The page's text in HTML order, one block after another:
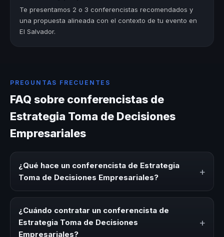
Te presentamos 2 o 3 conferencistas recomendados y
una propuesta alineada con el contexto de tu evento en
El Salvador.
PREGUNTAS FRECUENTES
FAQ sobre conferencistas de
Estrategia Toma de Decisiones
Empresariales
¿Qué hace un conferencista de Estrategia
Toma de Decisiones Empresariales?
+
Empresariales es un experto que comparte conocimiento,
estrategias y experiencias sobre este tema en eventos
corporativos, convenciones y seminarios. Su objetivo es
¿Cuándo contratar un conferencista de
Estrategia Toma de Decisiones
Empresariales?
+